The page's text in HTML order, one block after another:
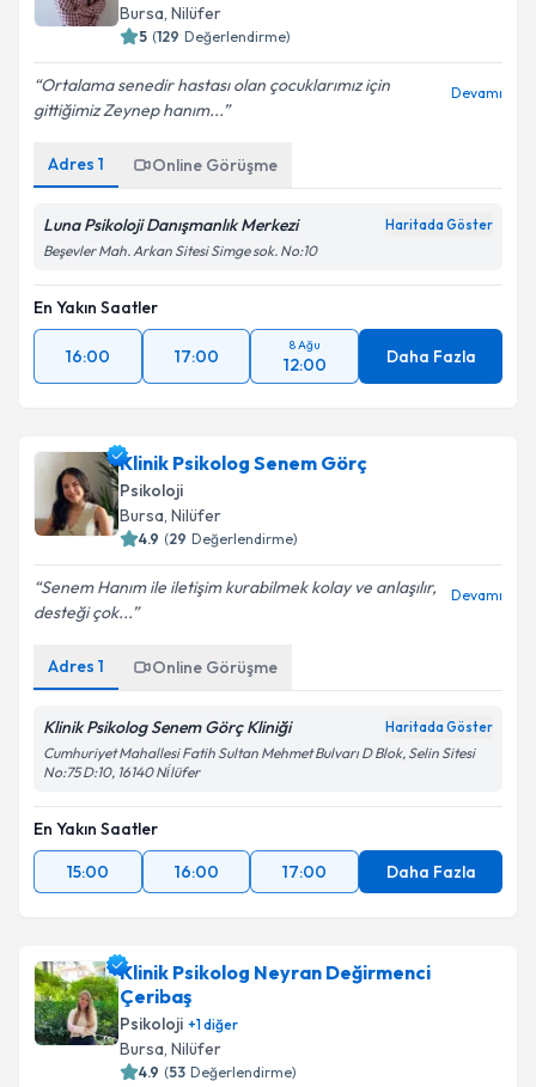
Bursa, Nilüfer
5 (129 Değerlendirme)
Ortalama senedir hastası olan çocuklarımız için
gittiğimiz Zeynep hanım...
Devamı
Adres 1 Online Görüşme
Luna Psikoloji Danışmanlık Merkezi Haritada Göster
Beşevler Mah. Arkan Sitesi Simge sok. No:10
En Yakın Saatler
16:00 17:00
8 Ağu
12:00 Daha Fazla
Klinik Psikolog Senem Görç
Psikoloji
Bursa, Nilüfer
4.9 (29 Değerlendirme)
Senem Hanım ile iletişim kurabilmek kolay ve anlaşılır,
desteği çok...
Devamı
Adres 1 Online Görüşme
Klinik Psikolog Senem Görç Kliniği Haritada Göster
Cumhuriyet Mahallesi Fatih Sultan Mehmet Bulvarı D Blok, Selin Sitesi
No:75 D:10, 16140 Ni̇lüfer
En Yakın Saatler
15:00
16:00 17:00 Daha Fazla
Klinik Psikolog Neyran Değirmenci
Çeribaş
Psikoloji +1diğer
Bursa, Nilüfer
4.9 (53 Değerlendirme)